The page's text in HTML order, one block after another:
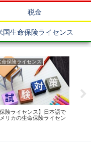
税金
国生命保険ライセンス
命保険ライセンス
保険ライセンス】日本語で
リカの生命保険ライセン